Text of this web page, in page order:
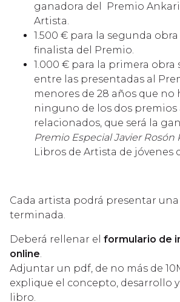
ganadora del Premio
Artista.
1.500 € para la segunda
finalista del Premio.
1.000 € para la primera obra
entre las presentadas al
menores de 28 años que
ninguno de los dos
relacionados, que será la
Premio Especial Javier Rosón
Libros de Artista de jóvenes
Cada artista podrá presentar una
terminada.
Deberá rellenar el formulario de
online.
Adjuntar un pdf, de no más de
explique el concepto, desarrollo
libro.